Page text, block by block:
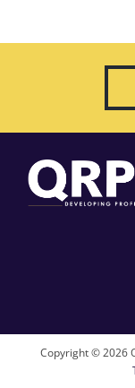
Copyright ©2026